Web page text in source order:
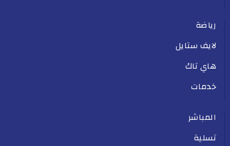
رياضة
لايف ستايل
هاي تاك
خدمات
المباشر
تسلية